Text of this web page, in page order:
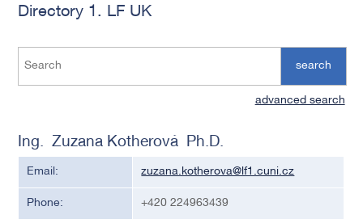
Directory 1. LF UK
search
advanced search
Ing. Zuzana Kotherová Ph.D.
Email: zuzana.kotherova@lf1.cuni.cz
Phone: +420 224963439